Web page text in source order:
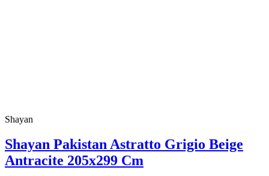
Shayan
Shayan Pakistan Astratto Grigio Beige
Antracite 205x299 Cm